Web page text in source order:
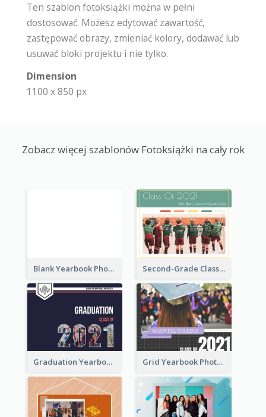
Ten szablon fotoksiążki można w pełni
dostosować. Możesz edytować zawartość,
zastępować obrazy, zmieniać kolory, dodawać lub
usuwać bloki projektu i nie tylko.
Dimension
1100 x 850 px
Zobacz więcej szablonów Fotoksiążki na cały rok
Blank Yearbook Photo Book Second-Grade Class Yearbook Photo Book
Graduation Yearbook Photo Book Grid Yearbook Photo Book